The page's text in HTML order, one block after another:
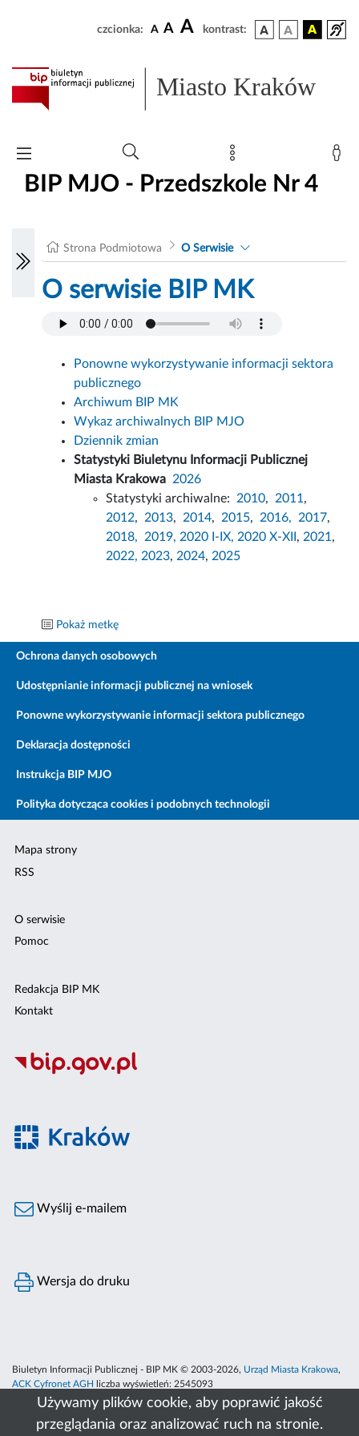
Używamy plików cookie, aby poprawić jakość
przeglądania oraz analizować ruch na stronie.
czcionka: A A A kontrast:
Miasto Kraków
BIP MJO - Przedszkole Nr 4
Strona Podmiotowa O Serwisie
O serwisie BIP MK
Ponowne wykorzystywanie informacji sektora
publicznego
Archiwum BIP MK
Wykaz archiwalnych BIP MJO
Dziennik zmian
Statystyki Biuletynu Informacji Publicznej
Miasta Krakowa 2026
Statystyki archiwalne: 2010, 2011,
2012, 2013, 2014, 2015, 2016, 2017,
2018,
2019, 2020 I-IX, 2020 X-XII , 2021,
2022, 2023, 2024, 2025
Pokaż metkę
Ochrona danych osobowych
Udostępnianie informacji publicznej na wniosek
Ponowne wykorzystywanie informacji sektora publicznego
Deklaracja dostępności
Instrukcja BIP MJO
Polityka dotycząca cookies i podobnych technologii
Mapa strony
RSS
O serwisie
Pomoc
Redakcja BIP MK
Kontakt
Wyślij e-mailem
Wersja do druku
Biuletyn Informacji Publicznej - BIP MK © 2003-2026, Urząd Miasta Krakowa,
ACK Cyfronet AGH
liczba wyświetleń: 2545093